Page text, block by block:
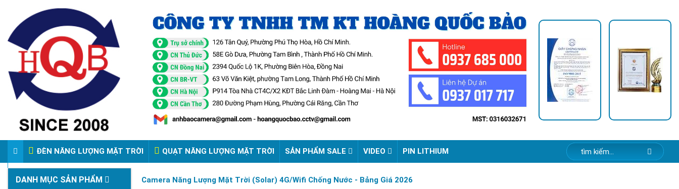
ĐÈN NĂNG LƯỢNG MẶT TRỜI QUẠT NĂNG LƯỢNG MẶT TRỜI SẢN PHẨM SALE VIDEO PIN LITHIUM
VIDEO ĐÈN PHA ĐIỆN 220V
DANH MỤC SẢN PHẨM Camera Năng Lượng Mặt Trời (Solar) 4G/Wifi Chống Nước - Bảng Giá 2026